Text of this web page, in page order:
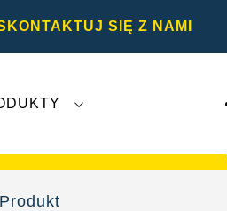
SIĘ Z NAMI
Produkt